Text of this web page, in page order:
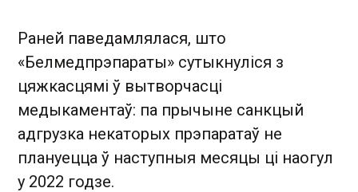
Раней паведамлялася, што
«Белмедпрэпараты» сутыкнуліся з
цяжкасцямі ў вытворчасці
медыкаментаў: па прычыне санкцый
адгрузка некаторых прэпаратаў не
плануецца ў наступныя месяцы ці наогул
у 2022 годзе.